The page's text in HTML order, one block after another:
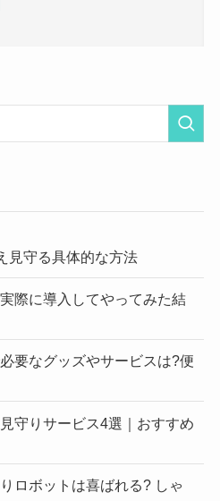
見守る具体的な方法
際に導入してやってみた結
要なグッズやサービスは?便
守りサービス4選｜おすすめ
ロボットは喜ばれる? しゃ